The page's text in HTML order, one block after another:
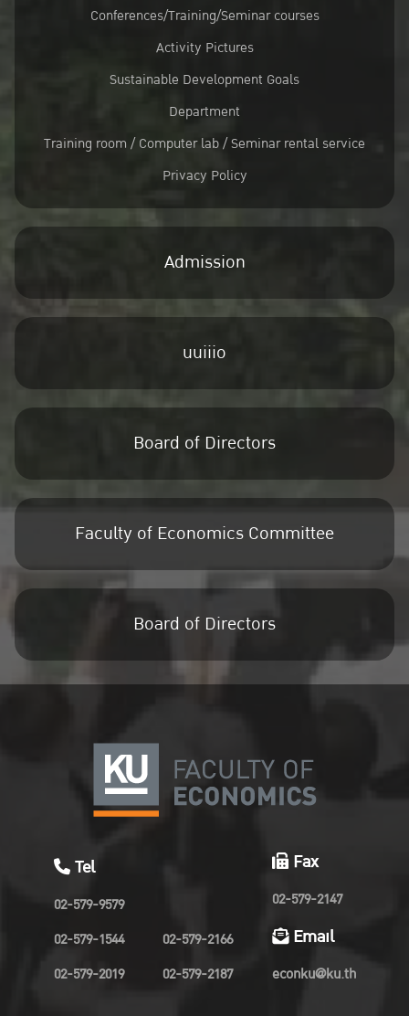
Conferences/Training/Seminar courses
Activity Pictures
Sustainable Development Goals
Department
Training room / Computer lab / Seminar rental service
Privacy Policy
Admission
uuiiio
Board of Directors
Faculty of Economics Committee
Board of Directors
Tel
02-579-9579
02-579-1544
02-579-2019
02-579-2166
02-579-2187
Fax
02-579-2147
Email
econku@ku.th